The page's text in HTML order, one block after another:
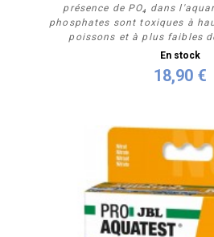
présence de PO₄ dans
phosphates sont toxiques à
poissons et à plus faibles
En stock
18,90 €